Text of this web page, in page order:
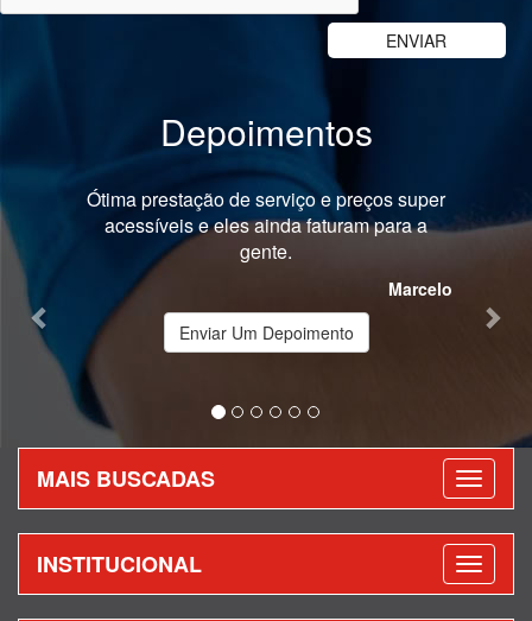
Depoimentos
Ótima prestação de serviço e preços super
acessíveis e eles ainda faturam para a
gente.
Marcelo
Previous
Enviar Um Depoimento
MAIS BUSCADAS
INSTITUCIONAL